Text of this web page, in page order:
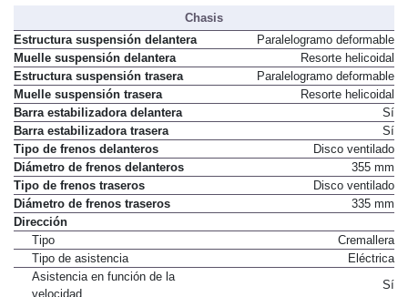
Chasis
Estructura suspensión delantera
Paralelogramo deformable
Muelle suspensión delantera
Resorte helicoidal
Estructura suspensión trasera
Paralelogramo deformable
Muelle suspensión trasera
Resorte helicoidal
Barra estabilizadora delantera
Sí
Barra estabilizadora trasera
Sí
Tipo de frenos delanteros
Disco ventilado
Diámetro de frenos delanteros
355 mm
Tipo de frenos traseros
Disco ventilado
Diámetro de frenos traseros
335 mm
Dirección
Tipo
Cremallera
Tipo de asistencia
Eléctrica
Asistencia en función de la
velocidad
Sí